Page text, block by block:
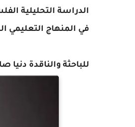
الدراسة التحليلية
في المنهاج التعليمي
للباحثة والناقدة دنيا